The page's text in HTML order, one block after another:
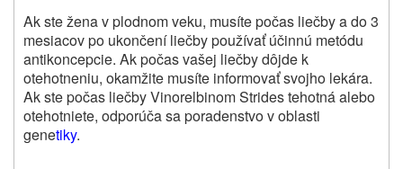
Ak ste žena v plodnom veku, musíte počas liečby a do 3
mesiacov po ukončení liečby používať účinnú metódu
antikoncepcie. Ak počas vašej liečby dôjde k
otehotneniu, okamžite musíte informovať svojho lekára.
Ak ste počas liečby Vinorelbinom Strides tehotná alebo
otehotniete, odporúča sa poradenstvo v oblasti
genetiky.